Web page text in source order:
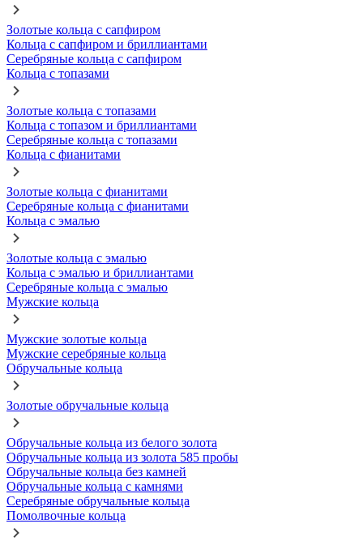
Золотые кольца с сапфиром
Кольца с сапфиром и бриллиантами
Серебряные кольца с сапфиром
Кольца с топазами
Золотые кольца с топазами
Кольца с топазом и бриллиантами
Серебряные кольца с топазами
Кольца с фианитами
Золотые кольца с фианитами
Серебряные кольца с фианитами
Кольца с эмалью
Золотые кольца с эмалью
Кольца с эмалью и бриллиантами
Серебряные кольца с эмалью
Мужские кольца
Мужские золотые кольца
Мужские серебряные кольца
Обручальные кольца
Золотые обручальные кольца
Обручальные кольца из белого золота
Обручальные кольца из золота 585 пробы
Обручальные кольца без камней
Обручальные кольца с камнями
Серебряные обручальные кольца
Помолвочные кольца